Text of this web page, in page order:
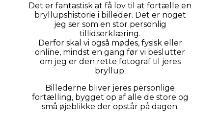
Det er fantastisk at få lov til at fortælle en
bryllupshistorie i billeder. Det er noget
jeg ser som en stor personlig
tillidserklæring.
Derfor skal vi også mødes, fysisk eller
online, mindst en gang før vi beslutter
om jeg er den rette fotograf til jeres
bryllup.
Billederne bliver jeres personlige
fortælling, bygget op af alle de store og
små øjeblikke der opstår på dagen.